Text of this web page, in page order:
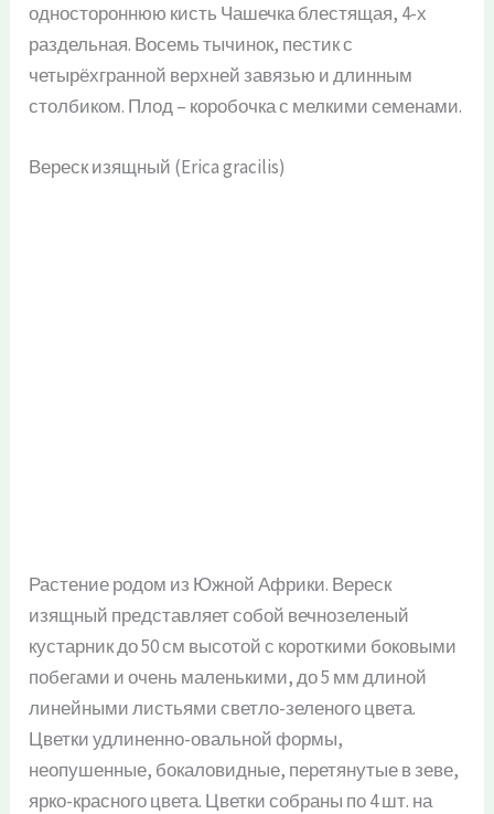
одностороннюю кисть Чашечка блестящая, 4-х
раздельная. Восемь тычинок, пестик с
четырёхгранной верхней завязью и длинным
столбиком. Плод – коробочка с мелкими семенами.
Вереск изящный (Erica gracilis)
Растение родом из Южной Африки. Вереск
изящный представляет собой вечнозеленый
кустарник до 50 см высотой с короткими боковыми
побегами и очень маленькими, до 5 мм длиной
линейными листьями светло-зеленого цвета.
Цветки удлиненно-овальной формы,
неопушенные, бокаловидные, перетянутые в зеве,
ярко-красного цвета. Цветки собраны по 4 шт. на